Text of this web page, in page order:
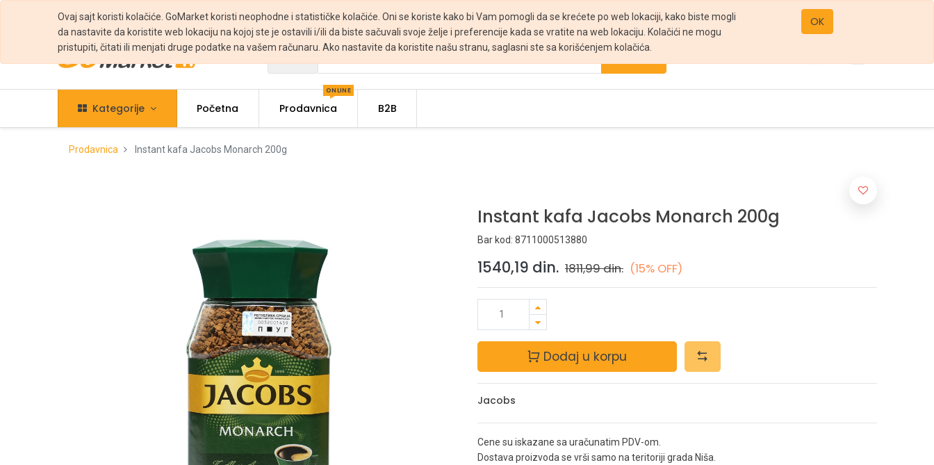
Ovaj sajt koristi kolačiće. GoMarket koristi neophodne i statističke kolačiće. Oni se koriste kako bi Vam pomogli da se krećete po web lokaciji, kako biste mogli
da nastavite da koristite web lokaciju na kojoj ste je ostavili i/ili da biste sačuvali svoje želje i preferencije kada se vratite na web lokaciju. Kolačići ne mogu
pristupiti, čitati ili menjati druge podatke na vašem računaru. Ako nastavite da koristite našu stranu, saglasni ste sa korišćenjem kolačića.
OK
office@gomarket.rs
Kategorije Početna Prodavnica
ONLINE
B2B
Prodavnica Instant kafa Jacobs Monarch 200g
Instant kafa Jacobs Monarch 200g
Bar kod: 8711000513880
1540,19 din. 1811,99din. (15% OFF)
Dodaj u korpu
Jacobs
Cene su iskazane sa uračunatim PDV-om.
Dostava proizvoda se vrši samo na teritoriji grada Niša.